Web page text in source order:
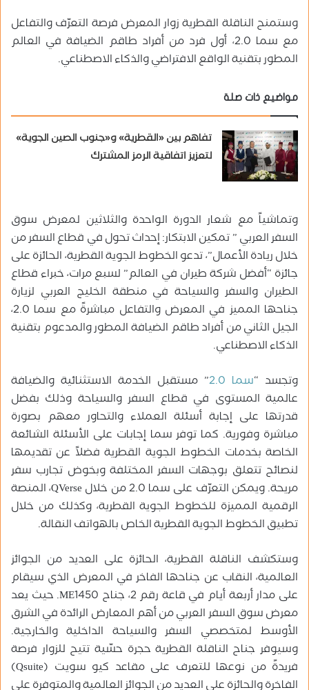
ا
وستمنح الناقلة القطرية زوار المعرض فرصة التعرّف والتفاعل
مع سما 2.0، أول فرد من أفراد طاقم الضيافة في العالم
المطور بتقنية الواقع الافتراضي والذكاء الاصطناعي.
مواضيع ذات صلة
تفاهم بين «القطرية» و«جنوب الصين الجوية»
لتعزيز اتفاقية الرمز المشترك
وتماشياً مع شعار الدورة الواحدة والثلاثين لمعرض سوق
السفر العربي ” تمكين الابتكار: إحداث تحول في قطاع السفر من
خلال ريادة الأعمال”، تدعو الخطوط الجوية القطرية، الحائزة على
جائزة “أفضل شركة طيران في العالم” لسبع مرات، خبراء قطاع
الطيران والسفر والسياحة في منطقة الخليج العربي لزيارة
جناحها المميز في المعرض والتفاعل مباشرةً مع سما 2.0،
الجيل الثاني من أفراد طاقم الضيافة المطور والمدعوم بتقنية
الذكاء الاصطناعي.
وتجسد “سما 2.0
” مستقبل الخدمة الاستثنائية والضيافة
عالمية المستوى في قطاع السفر والسياحة وذلك بفضل
قدرتها على إجابة أسئلة العملاء والتحاور معهم بصورة
مباشرة وفورية. كما توفر سما إجابات على الأسئلة الشائعة
الخاصة بخدمات الخطوط الجوية القطرية فضلاً عن تقديمها
لنصائح تتعلق بوجهات السفر المختلفة وبخوض تجارب سفر
مريحة. ويمكن التعرّف على سما 2.0 من خلال QVerse، المنصة
الرقمية المميزة للخطوط الجوية القطرية، وكذلك من خلال
تطبيق الخطوط الجوية القطرية الخاص بالهواتف النقالة.
وستكشف الناقلة القطرية، الحائزة على العديد من الجوائز
العالمية، النقاب عن جناحها الفاخر في المعرض الذي سيقام
على مدار أربعة أيام في قاعة رقم 2، جناح ME1450. حيث يعد
معرض سوق السفر العربي من أهم المعارض الرائدة في الشرق
الأوسط لمتخصصي السفر والسياحة الداخلية والخارجية.
وسيوفر جناح الناقلة القطرية حجرة حسّية تتيح للزوار فرصة
فريدةً من نوعها للتعرف على مقاعد كيو سويت (Qsuite)